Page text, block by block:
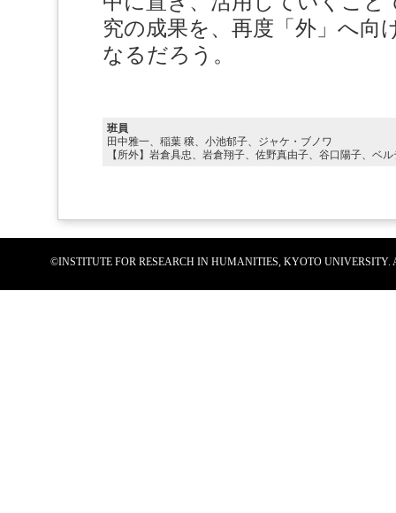
究の成果を、再度「外」へ
なるだろう。
班員
田中雅一、稲葉 穣、小池郁子、ジャケ・ブノワ
【所外】岩倉具忠、岩倉翔子、佐野真由子、谷口陽子、ベ
©INSTITUTE FOR RESEARCH IN HUMANITIES, KYOTO